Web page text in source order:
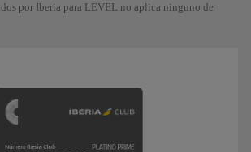
por Iberia para LEVEL no aplica ninguno de